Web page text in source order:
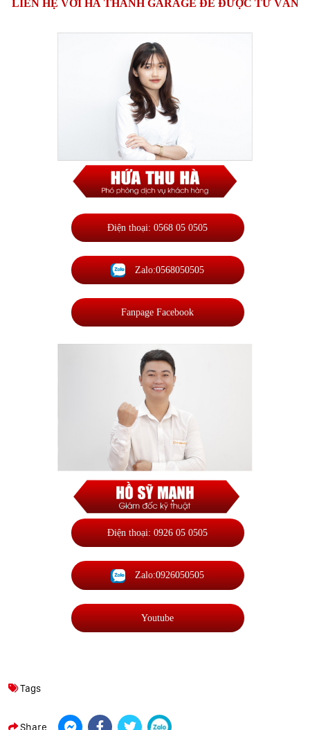
LIÊN HỆ VỚI HÀ THÀNH GARAGE ĐỂ ĐƯỢC TƯ VẤN
Điện thoại: 0568 05 0505
Zalo:0568050505
Fanpage Facebook
Điện thoại: 0926 05 0505
Zalo:0926050505
Youtube
Tags
Share